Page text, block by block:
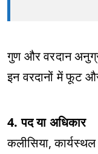
गुण और वरदान
इन वरदानों में फूट
4. पद या अधिकार
कलीसिया,